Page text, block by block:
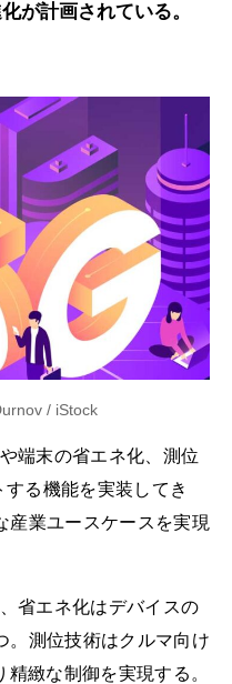
が計画されている。
/ iStock
端末の省エネ化、測位
る機能を実装してき
産業ユースケースを実現
省エネ化はデバイスの
。測位技術はクルマ向け
緻な制御を実現する。